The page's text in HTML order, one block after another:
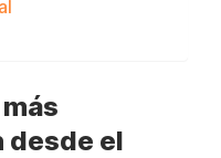
desde el